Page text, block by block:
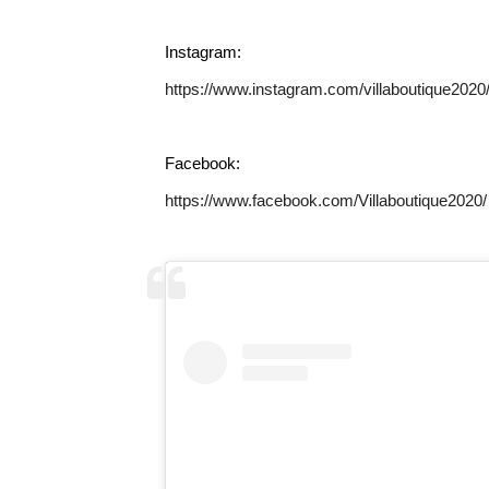
Instagram:
https://www.instagram.com/villaboutique2020/
Facebook:
https://www.facebook.com/Villaboutique2020/